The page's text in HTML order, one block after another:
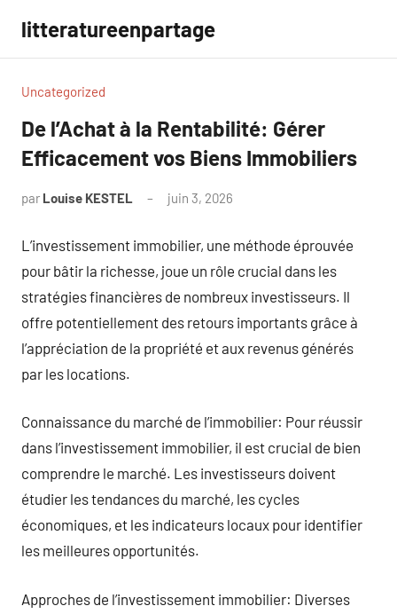
contenu
litteratureenpartage
Uncategorized
De l’Achat à la Rentabilité: Gérer
Efficacement vos Biens Immobiliers
par Louise KESTEL juin 3, 2026
L’investissement immobilier, une méthode éprouvée
pour bâtir la richesse, joue un rôle crucial dans les
stratégies financières de nombreux investisseurs. Il
offre potentiellement des retours importants grâce à
l’appréciation de la propriété et aux revenus générés
par les locations.
Connaissance du marché de l’immobilier: Pour réussir
dans l’investissement immobilier, il est crucial de bien
comprendre le marché. Les investisseurs doivent
étudier les tendances du marché, les cycles
économiques, et les indicateurs locaux pour identifier
les meilleures opportunités.
Approches de l’investissement immobilier: Diverses